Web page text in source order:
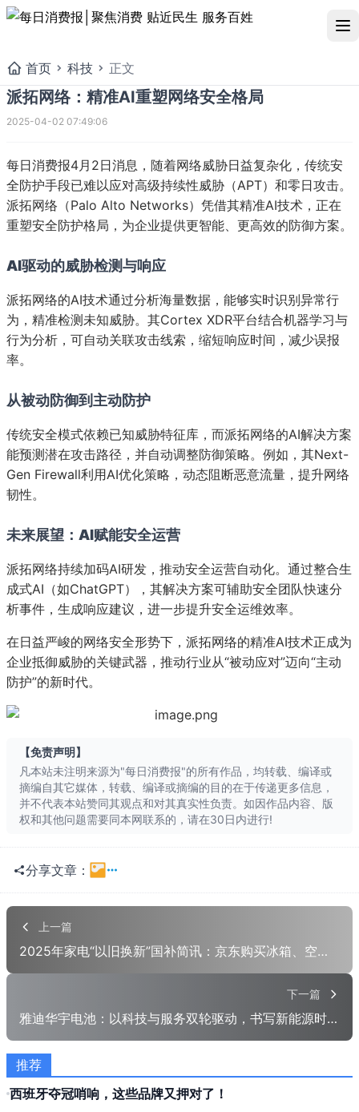
首页 科技 正文
派拓网络：精准AI重塑网络安全格局
2025-04-02 07:49:06
每日消费报4月2日消息，随着网络威胁日益复杂化，传统安
全防护手段已难以应对高级持续性威胁（APT）和零日攻击。
派拓网络（Palo Alto Networks）凭借其精准AI技术，正在
重塑安全防护格局，为企业提供更智能、更高效的防御方案。
AI驱动的威胁检测与响应
派拓网络的AI技术通过分析海量数据，能够实时识别异常行
为，精准检测未知威胁。其Cortex XDR平台结合机器学习与
行为分析，可自动关联攻击线索，缩短响应时间，减少误报
率。
从被动防御到主动防护
传统安全模式依赖已知威胁特征库，而派拓网络的AI解决方案
能预测潜在攻击路径，并自动调整防御策略。例如，其Next-
Gen Firewall利用AI优化策略，动态阻断恶意流量，提升网络
韧性。
未来展望：AI赋能安全运营
派拓网络持续加码AI研发，推动安全运营自动化。通过整合生
成式AI（如ChatGPT），其解决方案可辅助安全团队快速分
析事件，生成响应建议，进一步提升安全运维效率。
在日益严峻的网络安全形势下，派拓网络的精准AI技术正成为
企业抵御威胁的关键武器，推动行业从“被动应对”迈向“主动
防护”的新时代。
【免责声明】
凡本站未注明来源为"每日消费报"的所有作品，均转载、编译或
摘编自其它媒体，转载、编译或摘编的目的在于传递更多信息，
并不代表本站赞同其观点和对其真实性负责。如因作品内容、版
权和其他问题需要同本网联系的，请在30日内进行!
分享文章：
QQ 朋友网
有道云 股吧
派拓网络：精准AI重塑网络
每日消费报4月2日消息，随着网
安全防护
长按识别二维
上一篇
2025年家电“以旧换新”国补简讯：京东购买冰箱、空调、洗衣机补贴领取指南
下一篇
雅迪华宇电池：以科技与服务双轮驱动，书写新能源时代新答卷
推荐
西班牙夺冠哨响，这些品牌又押对了！